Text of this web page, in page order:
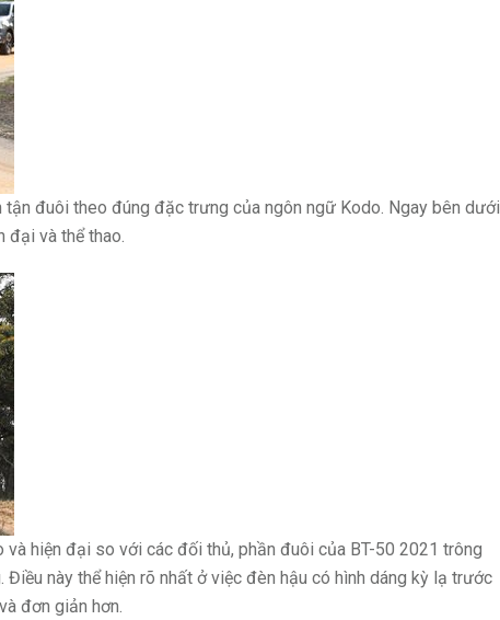
đuôi theo đúng đặc trưng của ngôn ngữ Kodo. Ngay bên dưới
đại và thể thao.
hiện đại so với các đối thủ, phần đuôi của BT-50 2021 trông
này thể hiện rõ nhất ở việc đèn hậu có hình dáng kỳ lạ trước
đơn giản hơn.